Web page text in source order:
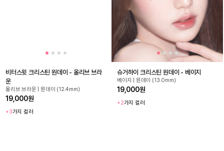
비터스윗 크리스틴 원데이 - 올리브 브라
운
올리브 브라운 | 원데이 (12.4mm)
19,000원
+3가지 컬러
슈거하이 크리스틴 원데이 - 베이지
베이지 | 원데이 (13.0mm)
19,000원
+2가지 컬러